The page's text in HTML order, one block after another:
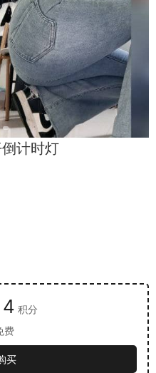
计时灯
4 积分
费
买